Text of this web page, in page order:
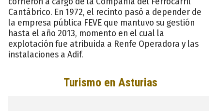
Cantábrico. En 1972, el recinto pasó a depender de
la empresa pública FEVE que mantuvo su gestión
hasta el año 2013, momento en el cual la
explotación fue atribuida a Renfe Operadora y las
instalaciones a Adif.